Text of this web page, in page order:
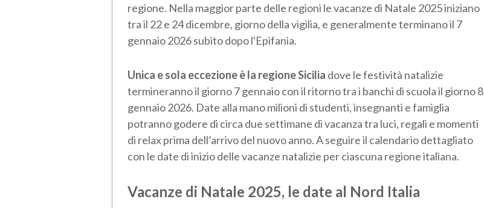
regione. Nella maggior parte delle regioni le vacanze di Natale 2025 iniziano
tra il 22 e 24 dicembre, giorno della vigilia, e generalmente terminano il 7
gennaio 2026 subito dopo l'Epifania.
Unica e sola eccezione è la regione Sicilia dove le festività natalizie
termineranno il giorno 7 gennaio con il ritorno tra i banchi di scuola il giorno 8
gennaio 2026. Date alla mano milioni di studenti, insegnanti e famiglia
potranno godere di circa due settimane di vacanza tra luci, regali e momenti
di relax prima dell’arrivo del nuovo anno. A seguire il calendario dettagliato
con le date di inizio delle vacanze natalizie per ciascuna regione italiana.
Vacanze di Natale 2025, le date al Nord Italia